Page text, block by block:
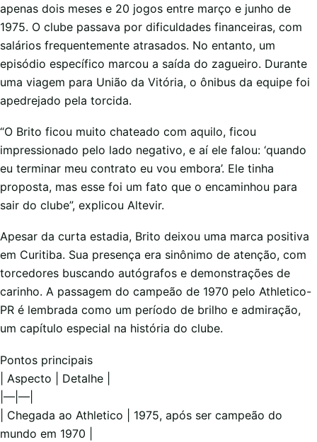
apenas dois meses e 20 jogos entre março e junho de
1975. O clube passava por dificuldades financeiras, com
salários frequentemente atrasados. No entanto, um
episódio específico marcou a saída do zagueiro. Durante
uma viagem para União da Vitória, o ônibus da equipe foi
apedrejado pela torcida.
“O Brito ficou muito chateado com aquilo, ficou
impressionado pelo lado negativo, e aí ele falou: ‘quando
eu terminar meu contrato eu vou embora’. Ele tinha
proposta, mas esse foi um fato que o encaminhou para
sair do clube”, explicou Altevir.
Apesar da curta estadia, Brito deixou uma marca positiva
em Curitiba. Sua presença era sinônimo de atenção, com
torcedores buscando autógrafos e demonstrações de
carinho. A passagem do campeão de 1970 pelo Athletico-
PR é lembrada como um período de brilho e admiração,
um capítulo especial na história do clube.
Pontos principais
| Aspecto | Detalhe |
|—|—|
| Chegada ao Athletico | 1975, após ser campeão do
mundo em 1970 |